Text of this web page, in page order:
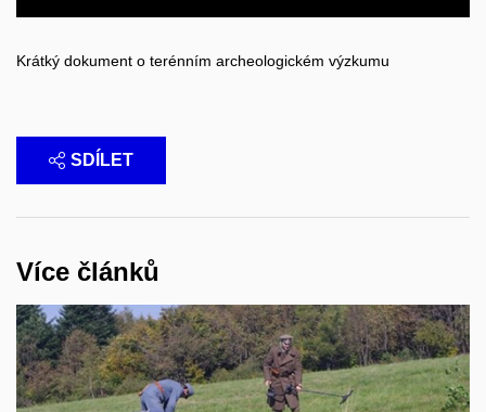
Krátký dokument o terénním archeologickém výzkumu
SDÍLET
Více článků